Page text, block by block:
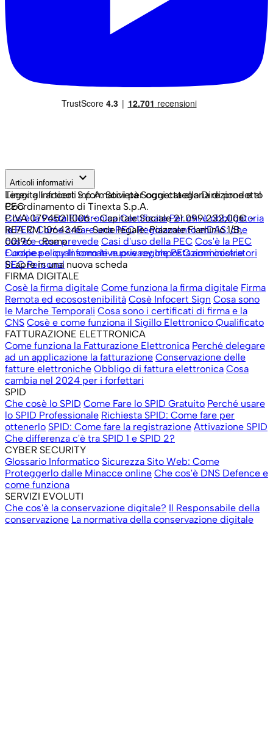
Articoli informativi keyboard_arrow_down
Leggi gli articoli informativi per ogni categoria di prodotto
PEC
Cos'è la Posta Elettronica Certificata Per chi è obbligatoria
la PEC Come creare una PEC Regolamento eIDAS: che
cos'è e cosa prevede Casi d'uso della PEC Cos'è la PEC
Europea e quali sono le nuove regole PEC amministratori
PEC Personal
FIRMA DIGITALE
Cosè la firma digitale Come funziona la firma digitale Firma
Remota ed ecosostenibilità Cosè Infocert Sign Cosa sono
le Marche Temporali Cosa sono i certificati di firma e la
CNS Cosè e come funziona il Sigillo Elettronico Qualificato
FATTURAZIONE ELETTRONICA
Come funziona la Fatturazione Elettronica Perché delegare
ad un applicazione la fatturazione Conservazione delle
fatture elettroniche Obbligo di fattura elettronica Cosa
cambia nel 2024 per i forfettari
SPID
Che cosè lo SPID Come Fare lo SPID Gratuito Perché usare
lo SPID Professionale Richiesta SPID: Come fare per
ottenerlo SPID: Come fare la registrazione Attivazione SPID
Che differenza c'è tra SPID 1 e SPID 2?
CYBER SECURITY
Glossario Informatico Sicurezza Sito Web: Come
Proteggerlo dalle Minacce online Che cos'è DNS Defence e
come funziona
SERVIZI EVOLUTI
Che cos'è la conservazione digitale? Il Responsabile della
conservazione La normativa della conservazione digitale
Tinexta Infocert S.p.A. Società Soggetta alla Direzione e al
Coordinamento di Tinexta S.p.A.
P.IVA 07945211006 - Capitale Sociale 21.099.232,00€ -
REA RM 1064345 - Sede legale: Piazzale Flaminio 1/B,
00196 - Roma
Cookie policy Informative privacy Impostazioni cookie
Si apre in una nuova scheda